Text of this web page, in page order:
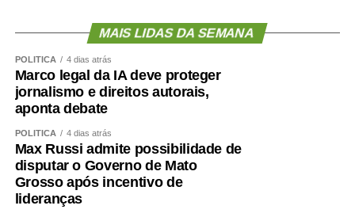
MAIS LIDAS DA SEMANA
POLÍTICA 4 dias atrás
Marco legal da IA deve proteger
jornalismo e direitos autorais,
aponta debate
POLÍTICA 4 dias atrás
Max Russi admite possibilidade de
disputar o Governo de Mato
Grosso após incentivo de
lideranças